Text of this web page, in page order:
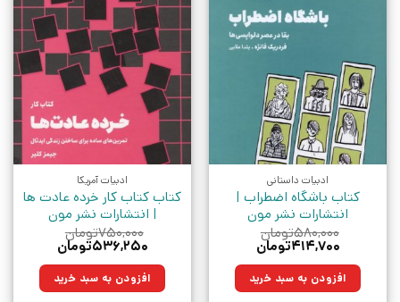
ادبیات داستانی
کتاب باشگاه اضطراب |
انتشارات نشر مون
۵۸۰,۰۰۰تومان
قیمت
۵۸۰,۰۰۰تومان
بود.
۴۱۴,۷۰۰تومان
۴۱۴,۷۰۰تومان.افزودن به سبد خرید
ادبیات آمریکا
کتاب کتاب کار خرده عادت ها
| انتشارات نشر مون
۷۵۰,۰۰۰تومان
قیمت
۷۵۰,۰۰۰تومان
بود.
۵۳۶,۲۵۰تومان
۵۳۶,۲۵۰تومان.افزودن به سبد خرید